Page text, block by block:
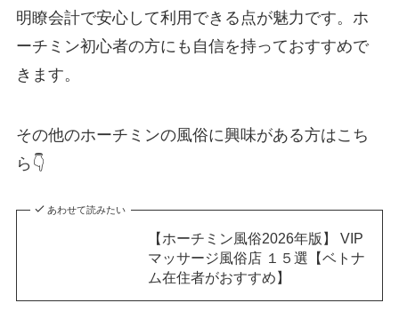
明瞭会計で安心して利用できる点が魅力です。ホ
ーチミン初心者の方にも自信を持っておすすめで
きます。
その他のホーチミンの風俗に興味がある方はこち
ら👇️
あわせて読みたい
【ホーチミン風俗2026年版】 VIP
マッサージ風俗店 １５選【ベトナ
ム在住者がおすすめ】